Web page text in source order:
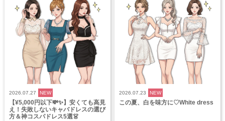
2026.07.27 NEW
【¥5,000円以下💸✨】安くても高見
え！失敗しないキャバドレスの選び
方＆神コスパドレス5選👗
2026.07.23 NEW
この夏、白を味方に♡White dress